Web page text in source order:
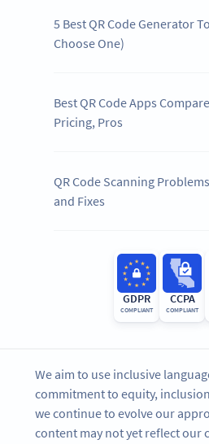
5 Best QR Code Generator
Choose One)
Best QR Code Apps
Pricing, Pros
QR Code Scanning
and Fixes
GDPR
COMPLIANT
CCPA
COMPLIANT
We aim to use inclusive
commitment to equity,
we continue to evolve our
content may not yet reflect our